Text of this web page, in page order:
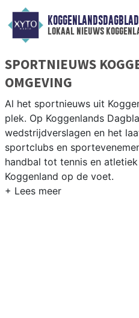
lokaal nieuws
SPORTNIEUWS
OMGEVING
Al het sportnieuws uit
plek. Op Koggenlands
wedstrijdverslagen en het
sportclubs en
handbal tot tennis en
Koggenland op de voet.